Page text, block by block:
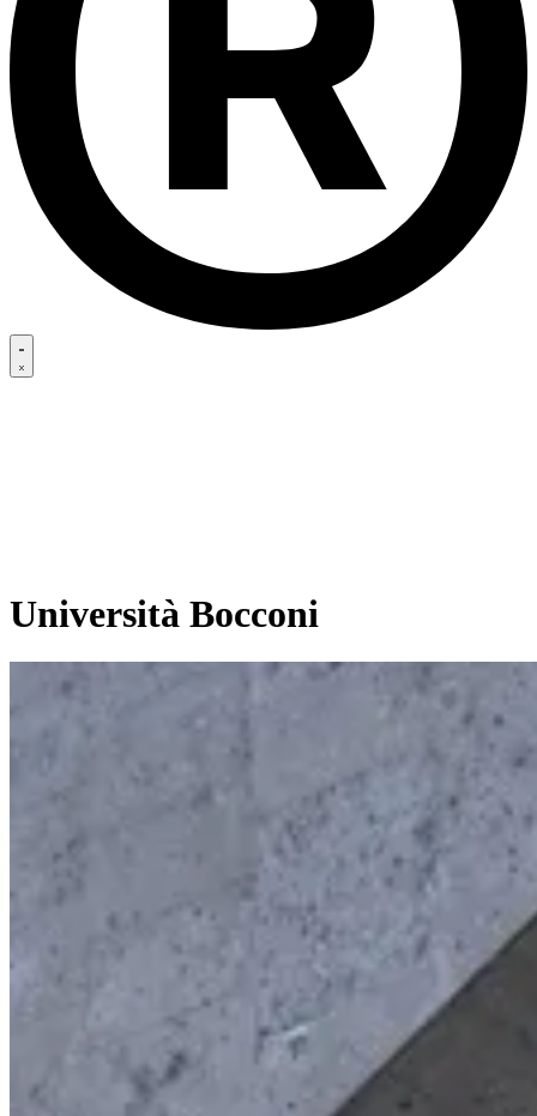
Università Bocconi